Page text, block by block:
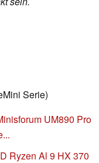
Serie)
UM890 Pro
Ryzen Al 9 HX 370